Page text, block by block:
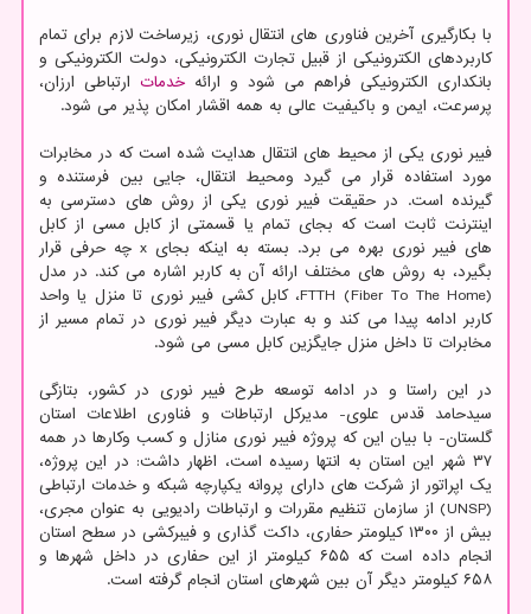
با بکارگیری آخرین فناوری های انتقال نوری، زیرساخت لازم برای تمام
کاربردهای الکترونیکی از قبیل تجارت الکترونیکی، دولت الکترونیکی و
بانکداری الکترونیکی فراهم می شود و ارائه خدمات ارتباطی ارزان،
پرسرعت، ایمن و باکیفیت عالی به همه اقشار امکان پذیر می شود.
فیبر نوری یکی از محیط های انتقال هدایت شده است که در مخابرات
مورد استفاده قرار می گیرد ومحیط انتقال، جایی بین فرستنده و
گیرنده است. در حقیقت فیبر نوری یکی از روش های دسترسی به
اینترنت ثابت است که بجای تمام یا قسمتی از کابل مسی از کابل
های فیبر نوری بهره می برد. بسته به اینکه بجای x چه حرفی قرار
بگیرد، به روش های مختلف ارائه آن به کاربر اشاره می کند. در مدل
(Fiber To The Home) FTTH، کابل کشی فیبر نوری تا منزل یا واحد
کاربر ادامه پیدا می کند و به عبارت دیگر فیبر نوری در تمام مسیر از
مخابرات تا داخل منزل جایگزین کابل مسی می شود.
در این راستا و در ادامه توسعه طرح فیبر نوری در کشور، بتازگی
سیدحامد قدس علوی- مدیرکل ارتباطات و فناوری اطلاعات استان
گلستان- با بیان این که پروژه فیبر نوری منازل و کسب وکارها در همه
۳۷ شهر این استان به انتها رسیده است، اظهار داشت: در این پروژه،
یک اپراتور از شرکت های دارای پروانه یکپارچه شبکه و خدمات ارتباطی
(UNSP) از سازمان تنظیم مقررات و ارتباطات رادیویی به عنوان مجری،
بیش از ۱۳۰۰ کیلومتر حفاری، داکت گذاری و فیبرکشی در سطح استان
انجام داده است که ۶۵۵ کیلومتر از این حفاری در داخل شهرها و
۶۵۸ کیلومتر دیگر آن بین شهرهای استان انجام گرفته است.